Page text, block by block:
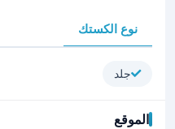
نوع الكستك
جلد
الموقع